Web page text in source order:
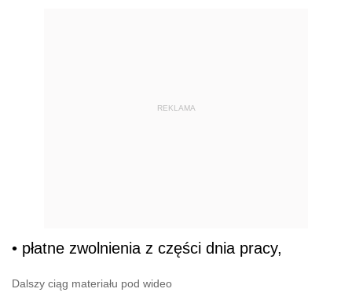
REKLAMA
• płatne zwolnienia z części dnia pracy,
Dalszy ciąg materiału pod wideo